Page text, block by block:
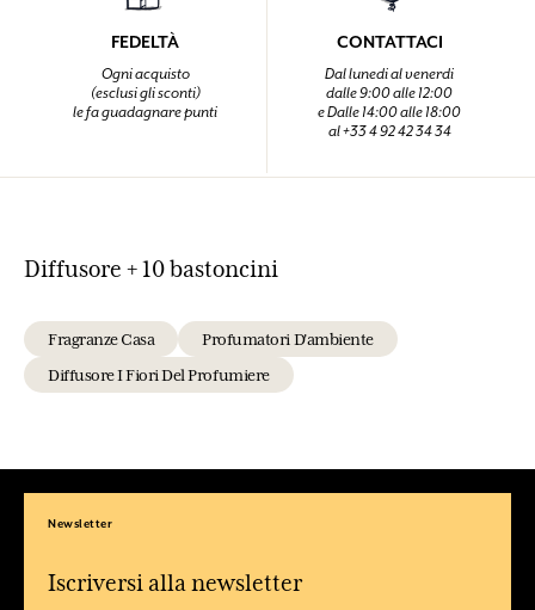
FEDELTÀ
Ogni acquisto
(esclusi gli sconti)
le fa guadagnare punti
CONTATTACI
Dal lunedi al venerdi
dalle 9:00 alle 12:00
e Dalle 14:00 alle 18:00
al +33 4 92 42 34 34
Diffusore + 10 bastoncini
Fragranze Casa
Profumatori D'ambiente
Diffusore I Fiori Del Profumiere
Newsletter
Iscriversi alla newsletter